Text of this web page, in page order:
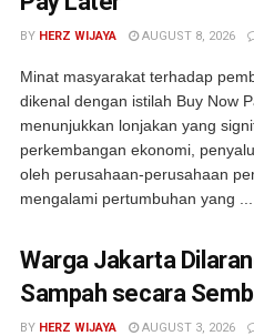
BY HERZ WIJAYA AUGUST 8, 2026
Minat masyarakat terhadap
dikenal dengan istilah Buy Now
menunjukkan lonjakan yang
perkembangan ekonomi,
oleh perusahaan-perusahaan
mengalami pertumbuhan yang ...
Warga Jakarta
Sampah secara
BY HERZ WIJAYA AUGUST 3, 2026